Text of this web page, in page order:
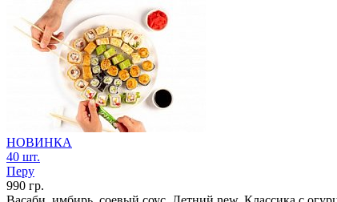
НОВИНКА
40 шт.
Перу
990 гр.